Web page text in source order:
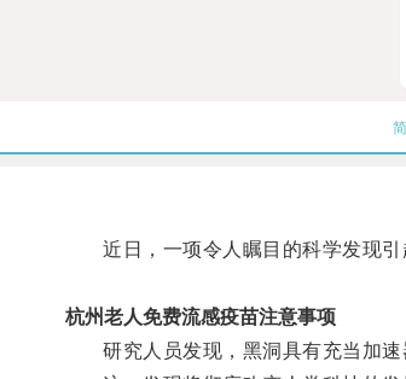
近日，一项令人瞩目的科学发现引
杭州老人免费流感疫苗注意事项
研究人员发现，黑洞具有充当加速